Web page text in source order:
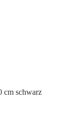
cm schwarz